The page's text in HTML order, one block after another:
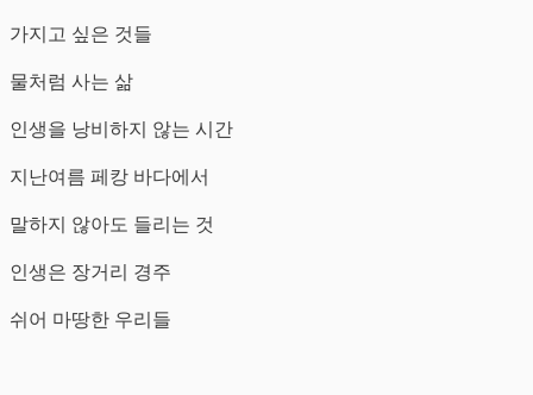
가지고 싶은 것들
물처럼 사는 삶
인생을 낭비하지 않는 시간
지난여름 페캉 바다에서
말하지 않아도 들리는 것
인생은 장거리 경주
쉬어 마땅한 우리들